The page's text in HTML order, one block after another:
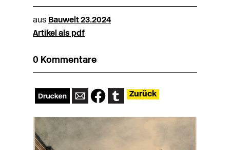
aus Bauwelt 23.2024
Artikel als pdf
0 Kommentare
Zurück